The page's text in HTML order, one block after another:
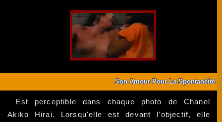
Son Amour Pour La Spontanéité
Est perceptible dans chaque photo de Chanel
Akiko Hirai. Lorsqu'elle est devant l'objectif, elle